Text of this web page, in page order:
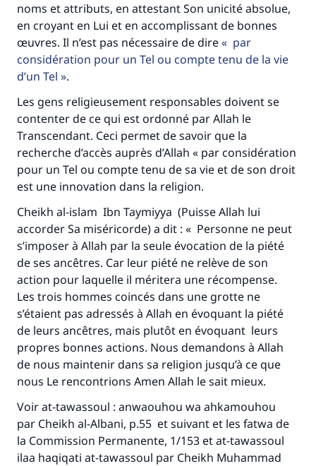
noms et attributs, en attestant Son unicité absolue,
en croyant en Lui et en accomplissant de bonnes
œuvres. Il n’est pas nécessaire de dire
par
considération pour un Tel ou compte tenu de la vie
d’un Tel
.
Les gens religieusement responsables doivent se
contenter de ce qui est ordonné par Allah le
Transcendant. Ceci permet de savoir que la
recherche d’accès auprès d’Allah « par considération
pour un Tel ou compte tenu de sa vie et de son droit
est une innovation dans la religion.
Cheikh al-islam Ibn Taymiyya (Puisse Allah lui
accorder Sa miséricorde) a dit : « Personne ne peut
s’imposer à Allah par la seule évocation de la piété
de ses ancêtres. Car leur piété ne relève de son
action pour laquelle il méritera une récompense.
Les trois hommes coincés dans une grotte ne
s’étaient pas adressés à Allah en évoquant la piété
de leurs ancêtres, mais plutôt en évoquant leurs
propres bonnes actions. Nous demandons à Allah
de nous maintenir dans sa religion jusqu’à ce que
nous Le rencontrions Amen Allah le sait mieux.
Voir at-tawassoul : anwaouhou wa ahkamouhou
par Cheikh al-Albani, p.55 et suivant et les fatwa de
la Commission Permanente, 1/153 et at-tawassoul
ilaa haqiqati at-tawassoul par Cheikh Muhammad